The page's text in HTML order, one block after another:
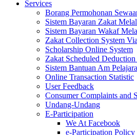
Services
Borang Permohonan
Sistem Bayaran Zakat
Sistem Bayaran Wakaf
Zakat Collection System
Scholarship Online System
Zakat Scheduled Deduction
Sistem Bantuan Am
Online Transaction Statistic
User Feedback
Consumer Complaints and
Undang-Undang
E-Participation
We At Facebook
e-Participation Policy